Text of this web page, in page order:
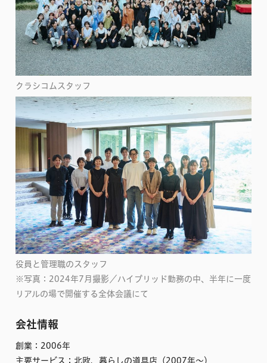
クラシコムスタッフ
役員と管理職のスタッフ
※写真：2024年7月撮影／ハイブリッド勤務の中、半年に一度
リアルの場で開催する全体会議にて
会社情報
創業：2006年
主要サービス：北欧、暮らしの道具店（2007年〜）